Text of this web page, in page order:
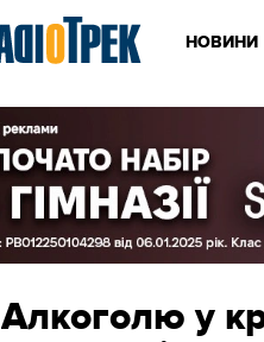
НОВИНИ
Алкоголю у